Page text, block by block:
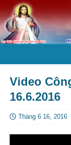
Video
16.6.2016
Tháng 6 16, 2016